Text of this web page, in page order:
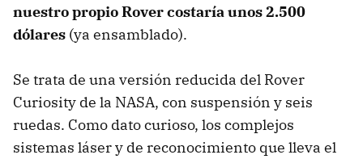
nuestro propio Rover costaría unos 2.500
dólares (ya ensamblado).
Se trata de una versión reducida del Rover
Curiosity de la NASA, con suspensión y seis
ruedas. Como dato curioso, los complejos
sistemas láser y de reconocimiento que lleva el